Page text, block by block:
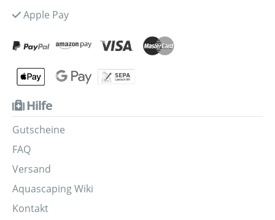
Apple Pay
Hilfe
Gutscheine
FAQ
Versand
Aquascaping Wiki
Kontakt